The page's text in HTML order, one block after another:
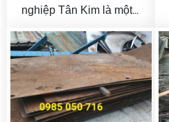
nghiệp Tân Kim là một
nghiệp phát triển mạnh
tại Long An, tập trung
nhiều nhà máy sản
xuất, xưởng cơ khí, kho
bãi và doanh nghiệp